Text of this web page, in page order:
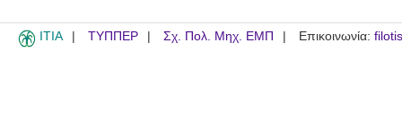
ITIA ΤΥΠΠΕΡ Σχ. Πολ. Μηχ. ΕΜΠ Επικοινωνία: